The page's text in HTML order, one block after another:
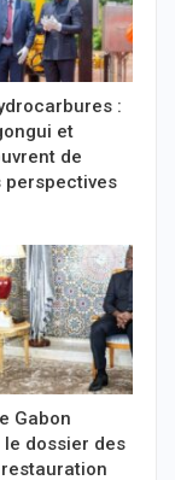
:
et
de
perspectives
Gabon
le dossier des